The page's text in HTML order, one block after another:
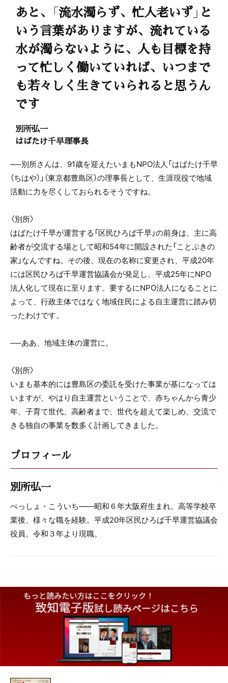
あと、「流水濁らず、忙人老いず」と
いう言葉がありますが、流れている
水が濁らないように、人も目標を持
って忙しく働いていれば、いつまで
も若々しく生きていられると思うん
です
別所弘一
はばたけ千早理事長
──別所さんは、91歳を迎えたいまもNPO法人「はばたけ千早
（ちはや）」（東京都豊島区）の理事長として、生涯現役で地域
活動に力を尽くしておられるそうですね。
〈別所〉
はばたけ千早が運営する「区民ひろば千早」の前身は、主に高
齢者が交流する場として昭和54年に開設された「ことぶきの
家」なんですね。その後、現在の名称に変更され、平成20年
には区民ひろば千早運営協議会が発足し、平成25年にNPO
法人化して現在に至ります。要するにNPO法人になることに
よって、行政主体ではなく地域住民による自主運営に踏み切
ったわけです。
──ああ、地域主体の運営に。
〈別所〉
いまも基本的には豊島区の委託を受けた事業が基になっては
いますが、やはり自主運営ということで、赤ちゃんから青少
年、子育て世代、高齢者まで、世代を超えて楽しめ、交流で
きる独自の事業を数多く計画してきました。
プロフィール
別所弘一
べっしょ・こういち――昭和６年大阪府生まれ。高等学校卒
業後、様々な職を経験。平成20年区民ひろば千早運営協議会
役員。令和３年より現職。